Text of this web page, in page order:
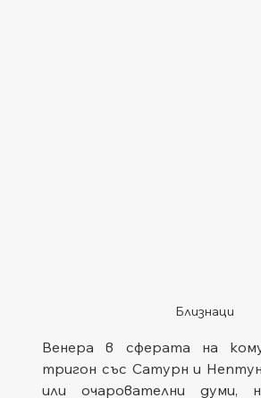
Близнаци
Венера в сферата на
тригон със Сатурн и
или очарователни думи,